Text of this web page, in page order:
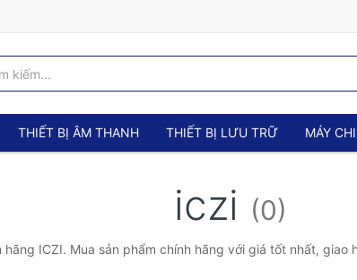
THIẾT BỊ ÂM THANH THIẾT BỊ LƯU TRỮ MÁY
iczi (0)
hãng ICZI. Mua sản phẩm chính hãng với giá tốt nhất, giao